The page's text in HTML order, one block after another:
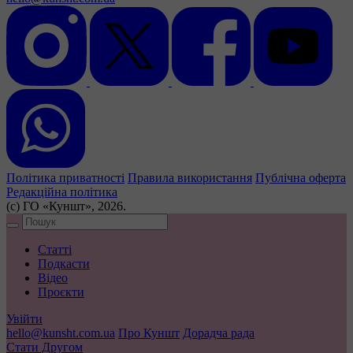
Політика приватності Правила використання Публічна оферта
Редакційна політика
(с) ГО «Куншт», 2026.
Статті
Подкасти
Відео
Проєкти
Увійти
hello@kunsht.com.ua Про Куншт Дорадча рада
Стати Другом